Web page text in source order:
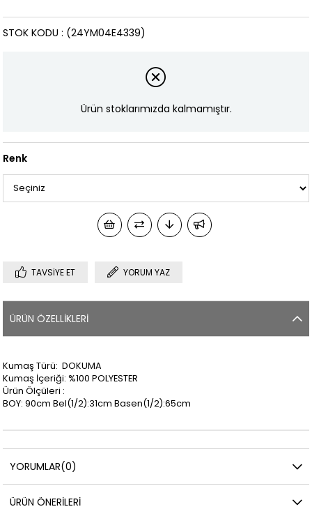
(24YM04E4339)
STOK KODU
Ürün stoklarımızda kalmamıştır.
Renk
TAVSIYE ET YORUM YAZ
ÜRÜN ÖZELLIKLERI
Kumaş Türü: DOKUMA
Kumaş İçeriği: %100 POLYESTER
Ürün Ölçüleri :
BOY: 90cm Bel(1/2):31cm Basen(1/2):65cm
YORUMLAR(0)
ÜRÜN ÖNERILERI